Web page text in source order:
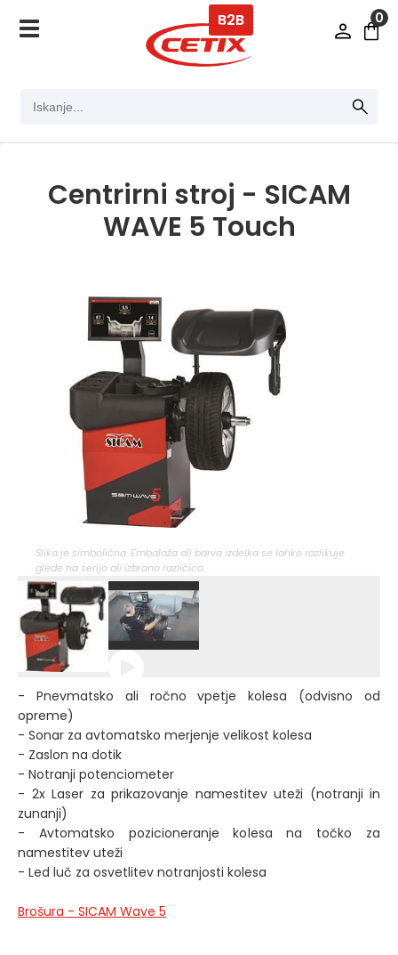
0
B2B
Centrirni stroj - SICAM
WAVE 5 Touch
Slika je simbolična. Embalaža ali barva izdelka se lahko razlikuje
glede na serijo ali izbrano različico.
- Pnevmatsko ali ročno vpetje kolesa (odvisno od
opreme)
- Sonar za avtomatsko merjenje velikost kolesa
- Zaslon na dotik
- Notranji potenciometer
- 2x Laser za prikazovanje namestitev uteži (notranji in
zunanji)
- Avtomatsko pozicioneranje kolesa na točko za
namestitev uteži
- Led luč za osvetlitev notranjosti kolesa
Brošura - SICAM Wave 5